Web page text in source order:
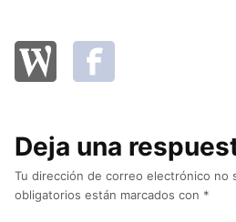
Deja una
Tu dirección de correo electrónico no
obligatorios están marcados con *